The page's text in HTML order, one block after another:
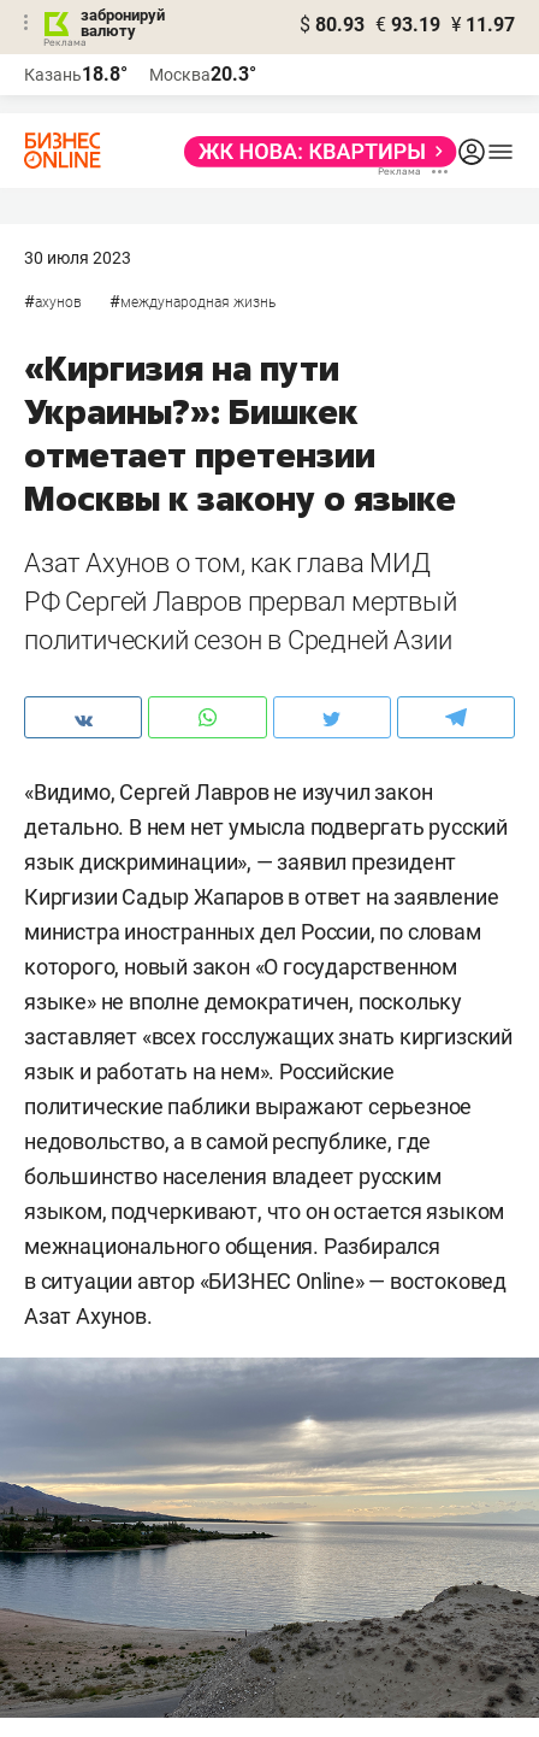
забронируй
валюту
$ 80.93 € 93.19 ¥ 11.97
Казань18.8° Москва20.3°
30 июля 2023
#ахунов #международная жизнь
«Киргизия на пути
Украины?»: Бишкек
отметает претензии
Москвы к закону о языке
Азат Ахунов о том, как глава МИД
РФ Сергей Лавров прервал мертвый
политический сезон в Средней Азии
«Видимо, Сергей Лавров не изучил закон
детально. В нем нет умысла подвергать русский
язык дискриминации», — заявил президент
Киргизии Садыр Жапаров в ответ на заявление
министра иностранных дел России, по словам
которого, новый закон «О государственном
языке» не вполне демократичен, поскольку
заставляет «всех госслужащих знать киргизский
язык и работать на нем». Российские
политические паблики выражают серьезное
недовольство, а в самой республике, где
большинство населения владеет русским
языком, подчеркивают, что он остается языком
межнационального общения. Разбирался
в ситуации автор «БИЗНЕС Online» — востоковед
Азат Ахунов.